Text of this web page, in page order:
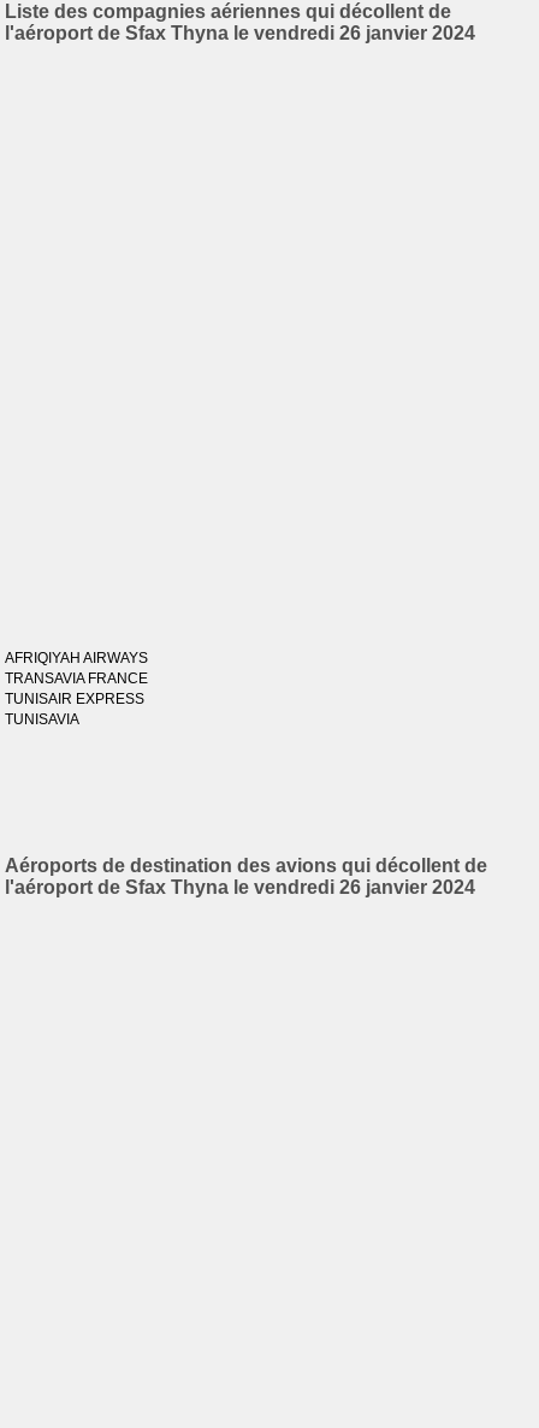
Liste des compagnies aériennes qui décollent de
l'aéroport de Sfax Thyna le vendredi 26 janvier 2024
AFRIQIYAH AIRWAYS
TRANSAVIA FRANCE
TUNISAIR EXPRESS
TUNISAVIA
Aéroports de destination des avions qui décollent de
l'aéroport de Sfax Thyna le vendredi 26 janvier 2024